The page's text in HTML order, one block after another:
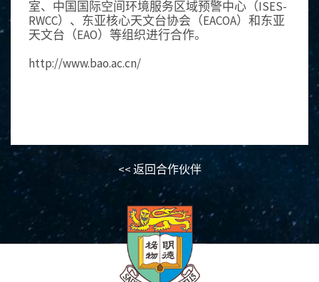
室、中国国际空间环境服务区域预警中心（ISES-
RWCC）、东亚核心天文台协会（EACOA）和东亚
天文台（EAO）等组织进行合作。
http://www.bao.ac.cn/
<< 返回合作伙伴